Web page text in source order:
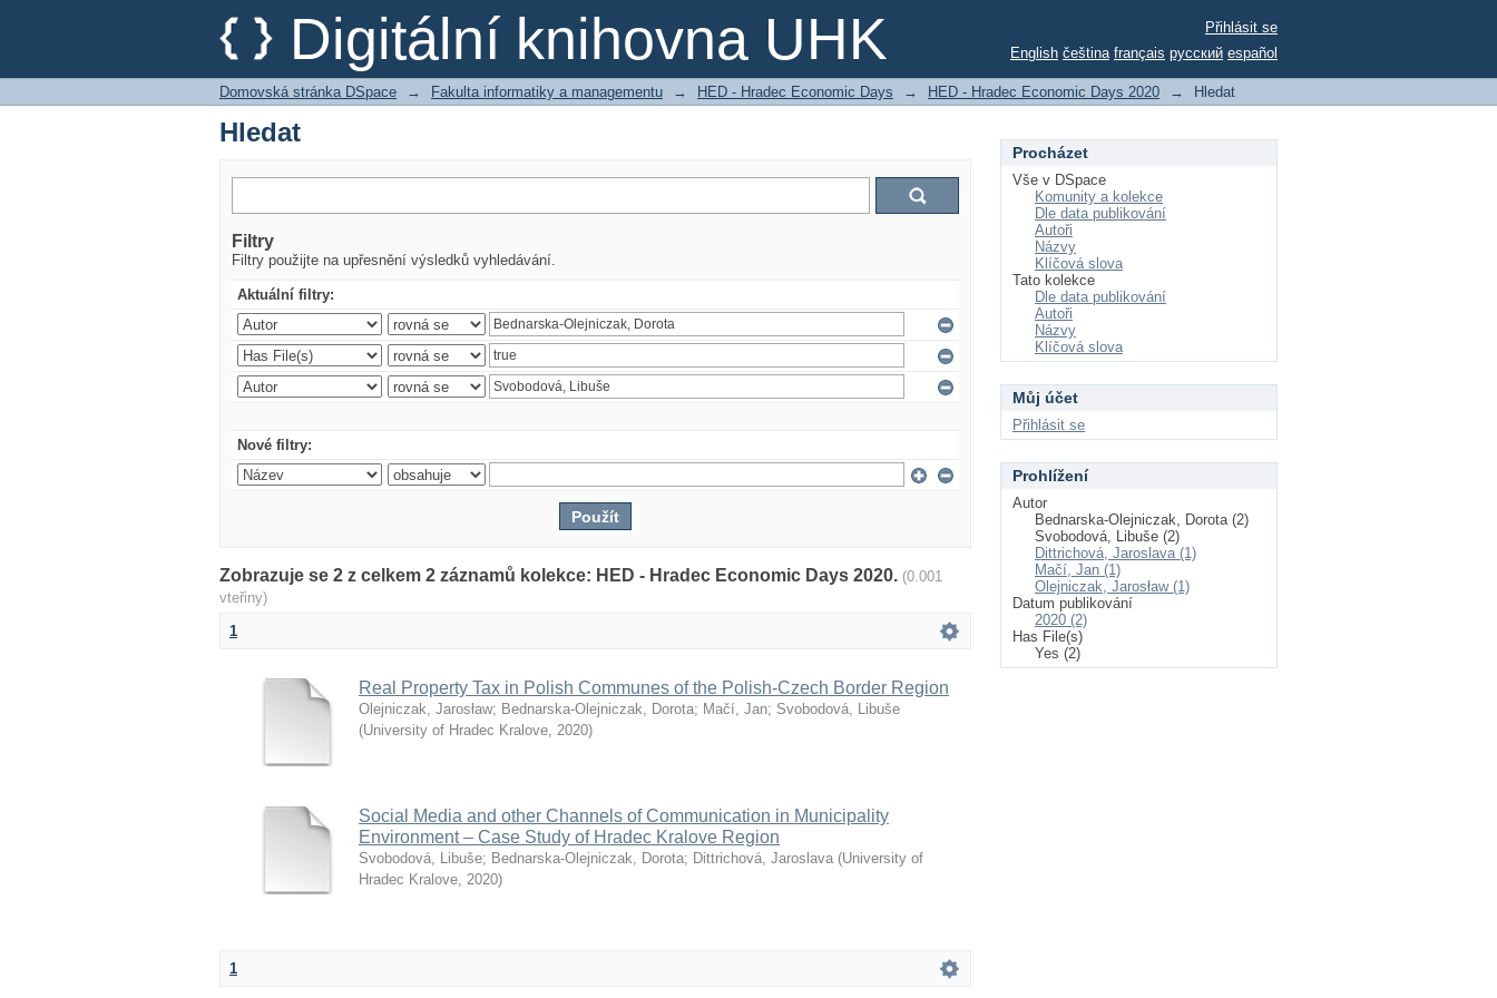
Digitální knihovna UHK
Hledat
Přihlásit se
English čeština français русский español
Domovská stránka DSpace → Fakulta informatiky a managementu → HED - Hradec Economic Days → HED - Hradec Economic Days 2020 → Hledat
Hledat
Filtry
Filtry použijte na upřesnění výsledků vyhledávání.
Aktuální filtry:
Nové filtry:
Zobrazuje se 2 z celkem 2 záznamů kolekce: HED - Hradec Economic Days 2020. (0.001
vteřiny)
1
Real Property Tax in Polish Communes of the Polish-Czech Border Region
Olejniczak, Jarosław; Bednarska-Olejniczak, Dorota; Mačí, Jan; Svobodová, Libuše
(University of Hradec Kralove, 2020)
Social Media and other Channels of Communication in Municipality
Environment – Case Study of Hradec Kralove Region
Svobodová, Libuše; Bednarska-Olejniczak, Dorota; Dittrichová, Jaroslava (University of
Hradec Kralove, 2020)
1
Procházet
Vše v DSpace
Komunity a kolekce
Dle data publikování
Autoři
Názvy
Klíčová slova
Tato kolekce
Dle data publikování
Autoři
Názvy
Klíčová slova
Můj účet
Přihlásit se
Prohlížení
Autor
Bednarska-Olejniczak, Dorota (2)
Svobodová, Libuše (2)
Dittrichová, Jaroslava (1)
Mačí, Jan (1)
Olejniczak, Jarosław (1)
Datum publikování
2020 (2)
Has File(s)
Yes (2)